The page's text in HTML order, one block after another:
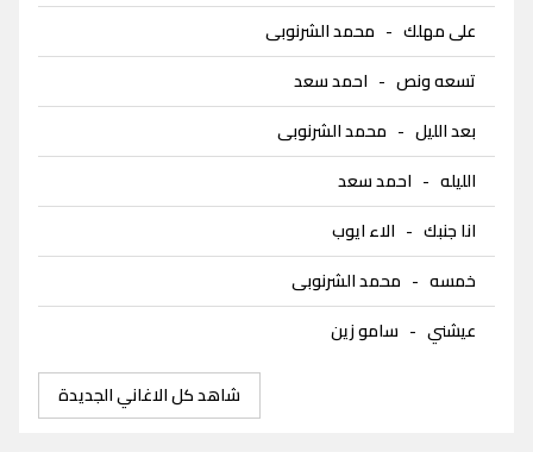
على مهلك - محمد الشرنوبى
تسعه ونص - احمد سعد
بعد الليل - محمد الشرنوبى
الليله - احمد سعد
انا جنبك - الاء ايوب
خمسه - محمد الشرنوبى
عيشني - سامو زين
شاهد كل الاغاني الجديدة